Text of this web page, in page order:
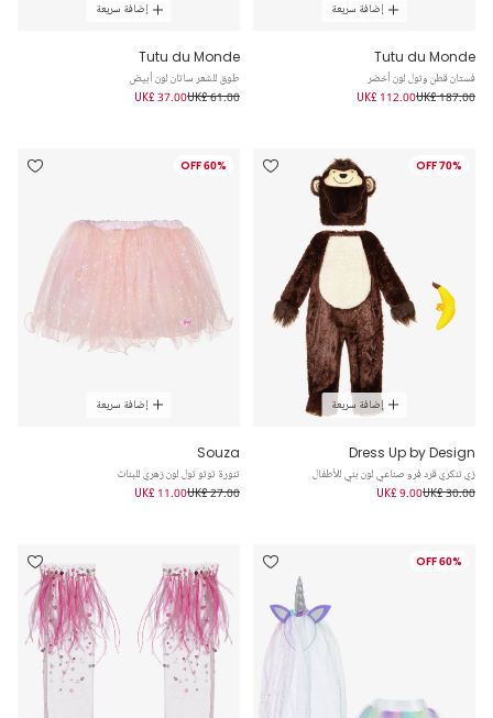
إضافة سريعة
Tutu du Monde
فستان قطن وتول لون أخضر
UK£ 187.00
UK£ 112.00
إضافة سريعة
Tutu du Monde
طوق للشعر ساتان لون أبيض
UK£ 61.00
UK£ 37.00
70% OFF
إضافة سريعة
Dress Up by Design
زي تنكري قرد فرو صناعي لون بني للأطفال
UK£ 30.00
UK£ 9.00
60% OFF
إضافة سريعة
Souza
تنورة توتو تول لون زهري للبنات
UK£ 27.00
UK£ 11.00
60% OFF